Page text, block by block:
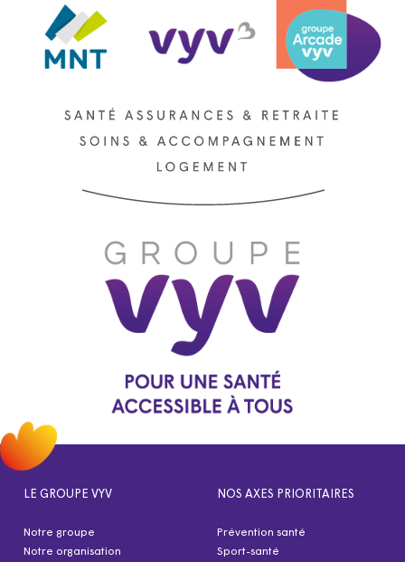
LE GROUPE VYV
Notre groupe
Notre organisation
NOS AXES PRIORITAIRES
Prévention santé
Sport-santé